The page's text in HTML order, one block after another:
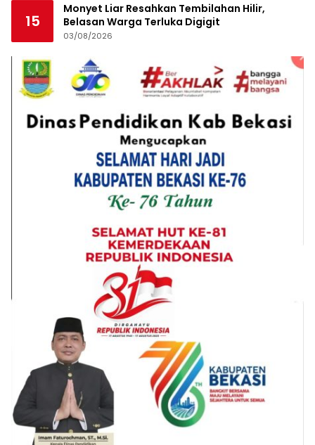
15
Monyet Liar Resahkan Tembilahan Hilir,
Belasan Warga Terluka Digigit
03/08/2026